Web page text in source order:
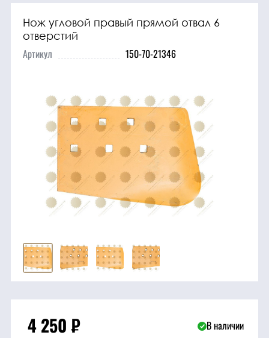
Агрегаты в
сборе
Гидравлика и
ГСМ
Детали
двигателя
Крепежные
элементы
Прочие
запчасти
элементы
Нож угловой правый прямой отвал 6
отверстий
Артикул 150-70-21346
4 250₽ В наличии